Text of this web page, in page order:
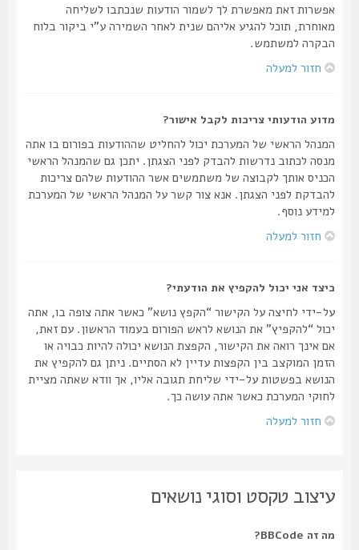
אפשרות זאת מאפשרת לך לשמור הודעות שנכתבו לשליחה
מאוחרת, תוכל להגיע אליהם שנית לאחר השמירה ע"י ביקור בלוח
הבקרה למשתמש.
חזור למעלה
מדוע הודעותי צריכות לקבל אישור?
המנהל הראשי של המערכת יכול להחליט שההודעות בפורום בו אתה
מנסה לכתוב נדרשות להבדק לפני הצגתן. יתכן גם שהמנהל הראשי
הכניס אותך לקבוצה של משתמשים אשר ההודעות שלהם צריכות
להבדקת לפני הצגתן. אנא צור קשר על המנהל הראשי של המערכת
למידע נוסף.
חזור למעלה
כיצד אני יכול להקפיץ את הודעתי?
על-ידי לחיצה על הקישור “הקפץ נושא” כאשר אתה צופה בו, אתה
יכול “להקפיץ” את הנושא לראש הפורום בעמוד הראשון. עם זאת,
אם אינך רואה את הקישור, הקפצת הנושא יכולה להיות כבויה או
הזמן המוקצב בין הקפצות עדיין לא הסתיים. ניתן גם להקפיץ את
הנושא בפשטות על-ידי שליחת תגובה אליו, אך וודא שאתה מציית
לחוקי המערכת כאשר אתה עושה כך.
חזור למעלה
עיצוב טקסט וסוגי נושאים
מה זה BBCode?